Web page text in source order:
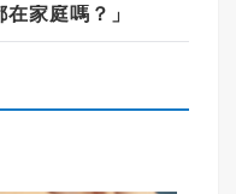
家庭嗎？」